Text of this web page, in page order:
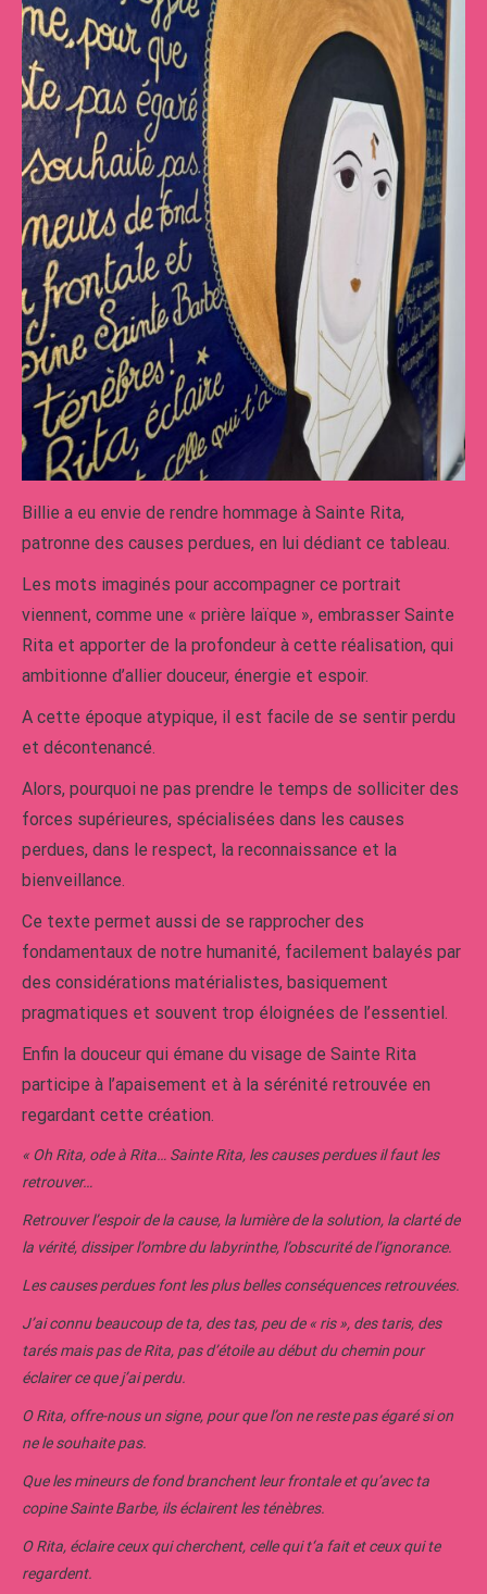
Billie a eu envie de rendre hommage à Sainte Rita,
patronne des causes perdues, en lui dédiant ce tableau.
Les mots imaginés pour accompagner ce portrait
viennent, comme une « prière laïque », embrasser Sainte
Rita et apporter de la profondeur à cette réalisation, qui
ambitionne d’allier douceur, énergie et espoir.
A cette époque atypique, il est facile de se sentir perdu
et décontenancé.
Alors, pourquoi ne pas prendre le temps de solliciter des
forces supérieures, spécialisées dans les causes
perdues, dans le respect, la reconnaissance et la
bienveillance.
Ce texte permet aussi de se rapprocher des
fondamentaux de notre humanité, facilement balayés par
des considérations matérialistes, basiquement
pragmatiques et souvent trop éloignées de l’essentiel.
Enfin la douceur qui émane du visage de Sainte Rita
participe à l’apaisement et à la sérénité retrouvée en
regardant cette création.
« Oh Rita, ode à Rita… Sainte Rita, les causes perdues il faut les
retrouver…
Retrouver l’espoir de la cause, la lumière de la solution, la clarté de
la vérité, dissiper l’ombre du labyrinthe, l’obscurité de l’ignorance.
Les causes perdues font les plus belles conséquences retrouvées.
J’ai connu beaucoup de ta, des tas, peu de « ris », des taris, des
tarés mais pas de Rita, pas d’étoile au début du chemin pour
éclairer ce que j’ai perdu.
O Rita, offre-nous un signe, pour que l’on ne reste pas égaré si on
ne le souhaite pas.
Que les mineurs de fond branchent leur frontale et qu’avec ta
copine Sainte Barbe, ils éclairent les ténèbres.
O Rita, éclaire ceux qui cherchent, celle qui t‘a fait et ceux qui te
regardent.